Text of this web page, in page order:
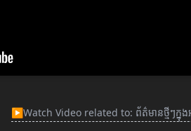
▶Watch Video related to: ព័ត៌មានថ្មីៗក្នុ